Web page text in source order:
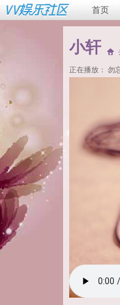
首页
小轩
正在播放： 勿